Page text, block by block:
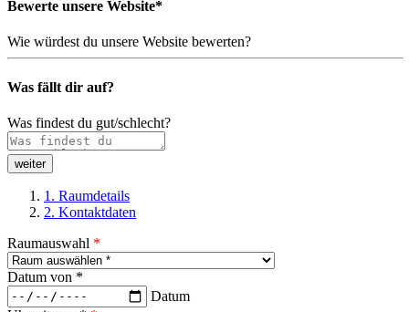
Bewerte unsere Website*
Wie würdest du unsere Website bewerten?
Was fällt dir auf?
Was findest du gut/schlecht?
1. Raumdetails
2. Kontaktdaten
Raumauswahl *
Datum von *
Datum